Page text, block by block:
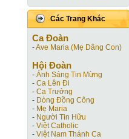
Các Trang Khác
Ca Ðoàn
-Ave Maria (Mẹ Dâng Con)
Hội Ðoàn
- Ánh Sáng Tin Mừng
- Ca Lên Đi
- Ca Trưởng
- Dòng Đồng Công
- Mẹ Maria
- Người Tin Hữu
- Việt Catholic
- Việt Nam Thánh Ca